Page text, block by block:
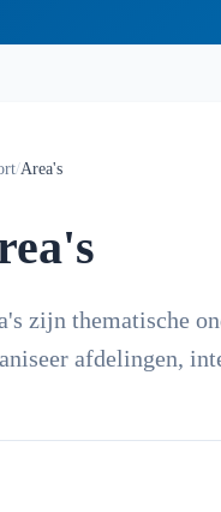
/Area's
zijn thematische
afdelingen,